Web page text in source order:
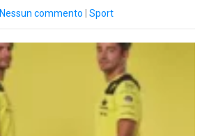
Nessun commento Sport